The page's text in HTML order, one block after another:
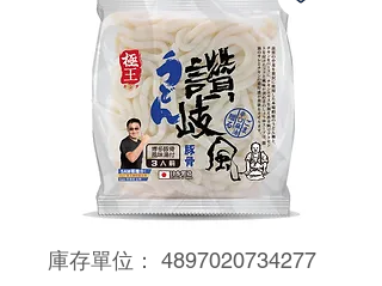
庫存單位： 4897020734277